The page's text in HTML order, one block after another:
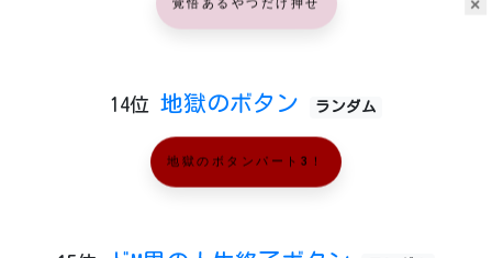
×
覚悟あるやつだけ押せ
14位 地獄のボタン ランダム
地獄のボタンパート3！